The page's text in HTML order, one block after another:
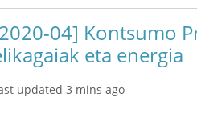
04] Kontsumo
eta energia
updated 3 mins ago